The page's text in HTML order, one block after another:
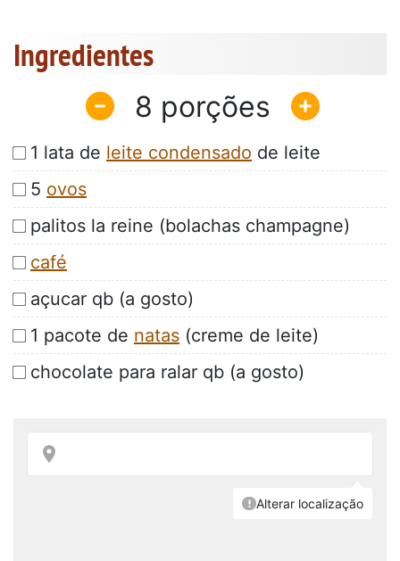
Ingredientes
8
1 lata de leite condensado de leite
5 ovos
palitos la reine (bolachas champagne)
café
açucar qb (a gosto)
1 pacote de natas (creme de leite)
chocolate para ralar qb (a gosto)